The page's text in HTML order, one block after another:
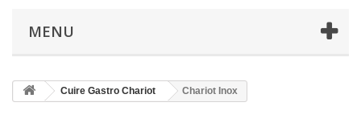
MENU
Cuire Gastro Chariot Chariot Inox